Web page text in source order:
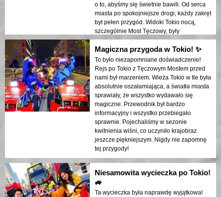
o to, abyśmy się świetnie bawili. Od serca
miasta po spokojniejsze drogi, każdy zakręt
był pełen przygód. Widoki Tokio nocą,
szczególnie Most Tęczowy, były
zapierające dech w piersiach. To jeden z
najlepszych sposobów na zwiedzenie
miasta i doświadczenie, którego nie
zapomnisz. Gorąco polecam każdemu, kto
szuka zabawy i przygód w Tokio!
Magiczna przygoda w Tokio! ✨
To było niezapomniane doświadczenie!
Rejs po Tokio z Tęczowym Mostem przed
nami był marzeniem. Wieża Tokio w tle była
absolutnie oszałamiająca, a światła miasta
sprawiały, że wszystko wydawało się
magiczne. Przewodnik był bardzo
informacyjny i wszystko przebiegało
sprawnie. Pojechaliśmy w sezonie
kwitnienia wiśni, co uczyniło krajobraz
jeszcze piękniejszym. Nigdy nie zapomnę
tej przygody!
Niesamowita wycieczka po Tokio!
🚙
Ta wycieczka była naprawdę wyjątkowa!